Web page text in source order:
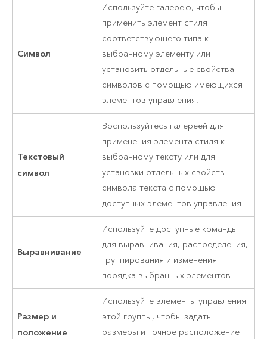
Символ
Используйте галерею, чтобы
применить элемент стиля
соответствующего типа к
выбранному элементу или
установить отдельные свойства
символов с помощью имеющихся
элементов управления.
Текстовый
символ
Воспользуйтесь галереей для
применения элемента стиля к
выбранному тексту или для
установки отдельных свойств
символа текста с помощью
доступных элементов управления.
Выравнивание
Используйте доступные команды
для выравнивания, распределения,
группирования и изменения
порядка выбранных элементов.
Размер и
положение
Используйте элементы управления
этой группы, чтобы задать
размеры и точное расположение